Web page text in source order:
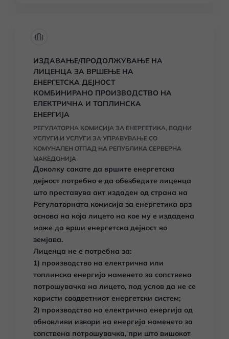
ИЗДАВАЊЕ/ПРОДОЛЖУВАЊЕ НА
ЛИЦЕНЦА ЗА ВРШЕЊЕ НА
ЕНЕРГЕТСКА ДЕЈНОСТ
КОМБИНИРАНО ПРОИЗВОДСТВО НА
ЕЛЕКТРИЧНА И ТОПЛИНСКА
ЕНЕРГИЈА
РЕГУЛАТОРНА КОМИСИЈА ЗА ЕНЕРГЕТИКА, ВОДНИ
УСЛУГИ И УСЛУГИ ЗА УПРАВУВАЊЕ СО
КОМУНАЛЕН ОТПАД НА РЕПУБЛИКА СЕРВЕРНА
МАКЕДОНИЈА
Доколку сакате да вршите енергетска
дејност потребно е да обезбедите лиценца
што преставува акт издаден од страна на
Регулаторната комисија за енергетика врз
основа на која лицето на кое му е издадена
може да врши енергетска дејност во
земјава.
Лиценца не е потребна за:
1) производство на електрична или
топлинска енергија наменето за сопствена
потрошувачка на лицето, под услов да не се
користи соодветниот енергетски систем;
2) производство на електрична енергија од
обновливи извори на енергија наменето за
сопствена потрошувачка, при што вишокот